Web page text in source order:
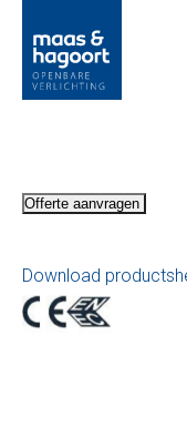
Offerte aanvragen
Download